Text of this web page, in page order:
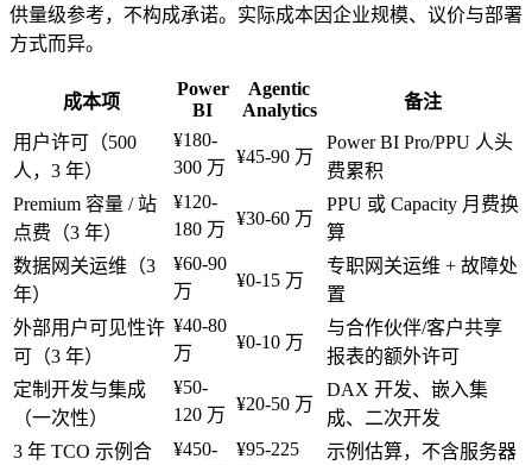
供量级参考，不构成承诺。实际成本因企业规模、议价与部署
方式而异。
成本项
Power
BI
Agentic
Analytics
备注
用户许可（500
人，3 年）
¥180-
300 万
¥45-90 万
Power BI Pro/PPU 人头
费累积
Premium 容量 / 站
点费（3 年）
¥120-
180 万
¥30-60 万
PPU 或 Capacity 月费换
算
数据网关运维（3
年）
¥60-90
万
¥0-15 万
专职网关运维 + 故障处
置
外部用户可见性许
可（3 年）
¥40-80
万
¥0-10 万
与合作伙伴/客户共享
报表的额外许可
定制开发与集成
（一次性）
¥50-
120 万
¥20-50 万
DAX 开发、嵌入集
成、二次开发
3 年 TCO 示例合
¥450-
¥95-225
示例估算，不含服务器